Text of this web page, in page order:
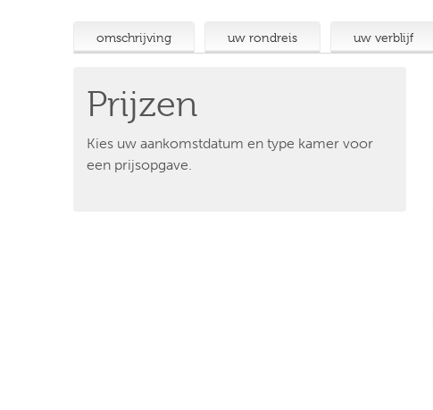
omschrijving uw rondreis uw verblijf
Prijzen
Kies uw aankomstdatum en type kamer voor
een prijsopgave.